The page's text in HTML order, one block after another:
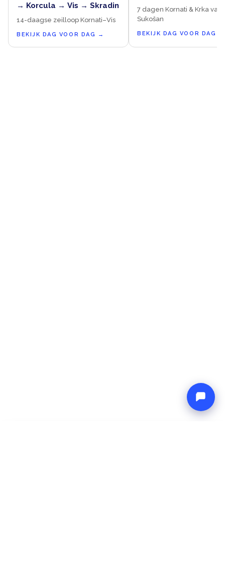
→ Korcula → Vis → Skradin
14-daagse zeilloop Kornati–Vis
BEKIJK DAG VOOR DAG →
7 dagen Kornati & Krka
Sukošan
BEKIJK DAG VOOR DAG